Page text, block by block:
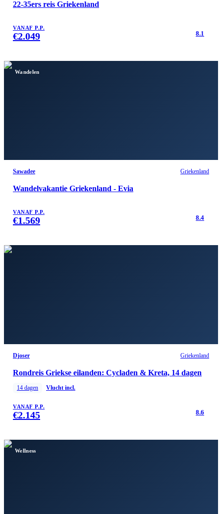
22-35ers reis Griekenland
VANAF P.P.
€2.049 8.1
Wandelen
Sawadee Griekenland
Wandelvakantie Griekenland - Evia
VANAF P.P.
€1.569 8.4
Djoser Griekenland
Rondreis Griekse eilanden: Cycladen & Kreta, 14 dagen
14 dagen Vlucht incl.
VANAF P.P.
€2.145 8.6
Wellness